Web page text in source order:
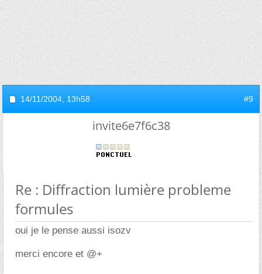
14/11/2004, 13h58 #9
invite6e7f6c38
Re : Diffraction lumière probleme
formules
oui je le pense aussi isozv
merci encore et @+